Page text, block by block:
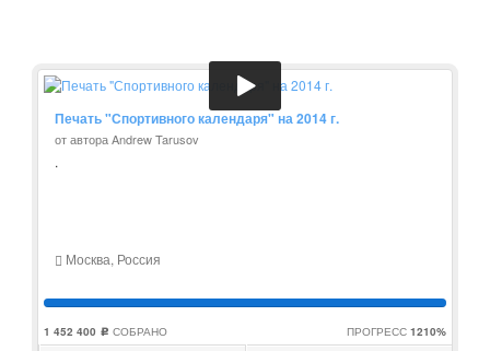
Печать "Спортивного календаря" на 2014 г.
от автора Andrew Tarusov
.
Москва, Россия
1 452 400 c СОБРАНО ПРОГРЕСС 1210%